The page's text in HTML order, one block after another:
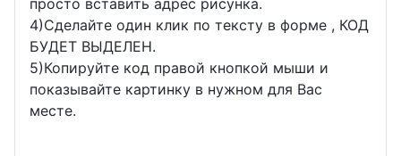
4)Сделайте один клик по тексту в форме , КОД
БУДЕТ ВЫДЕЛЕН.
5)Копируйте код правой кнопкой мыши и
показывайте картинку в нужном для Вас
месте.